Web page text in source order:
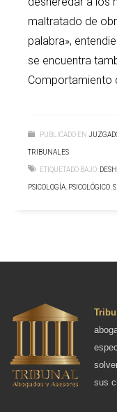
maltratado de
palabra»,
se encuentra
Comportamiento
PUBLICADO EN
TRIBUNALES
ETIQUETADO BAJO:
PSICOLOGÍA, PSICOLÓGICO,
sus